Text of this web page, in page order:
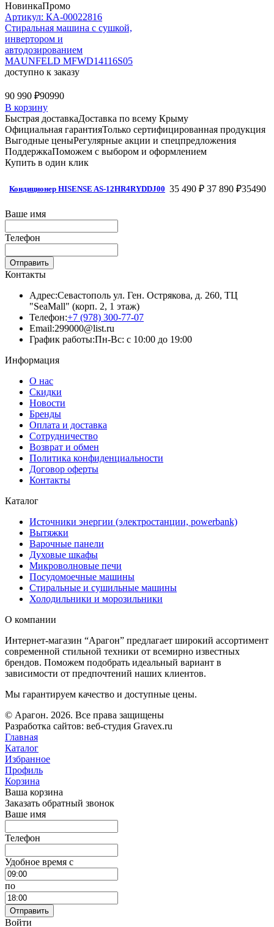
НовинкаПромо
Артикул: КА-00022816
Стиральная машина c сушкой,
инвертором и
автодозированием
MAUNFELD MFWD14116S05
доступно к заказу
90 990 ₽90990
В корзину
Быстрая доставкаДоставка по всему Крыму
Официальная гарантияТолько сертифицированная продукция
Выгодные ценыРегулярные акции и спецпредложения
ПоддержкаПоможем с выбором и оформлением
Купить в один клик
Кондиционер HISENSE AS-12HR4RYDDJ00 35 490 ₽ 37 890 ₽35490
Ваше имя
Телефон
Отправить
Контакты
Адрес:Севастополь ул. Ген. Острякова, д. 260, ТЦ
"SeaMall" (корп. 2, 1 этаж)
Телефон:+7 (978) 300-77-07
Email:299000@list.ru
График работы:Пн-Вс: с 10:00 до 19:00
Информация
О нас
Скидки
Новости
Бренды
Оплата и доставка
Сотрудничество
Возврат и обмен
Политика конфиденциальности
Договор оферты
Контакты
Каталог
Источники энергии (электростанции, powerbank)
Вытяжки
Варочные панели
Духовые шкафы
Микроволновые печи
Посудомоечные машины
Стиральные и сушильные машины
Холодильники и морозильники
О компании
Интернет-магазин “Арагон” предлагает широкий ассортимент
современной стильной техники от всемирно известных
брендов. Поможем подобрать идеальный вариант в
зависимости от предпочтений наших клиентов.
Мы гарантируем качество и доступные цены.
© Арагон. 2026. Все права защищены
Разработка сайтов: веб-студия Gravex.ru
Главная
Каталог
Избранное
Профиль
Корзина
Ваша корзина
Заказать обратный звонок
Ваше имя
Телефон
Удобное время c
по
Отправить
Войти